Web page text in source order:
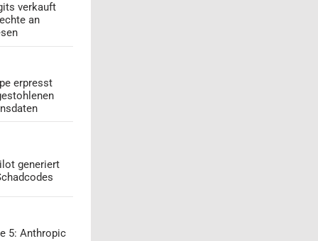
verkauft
an
erpresst
generiert
5: Anthropic